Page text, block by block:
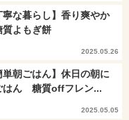
寧な暮らし】香り爽やか
質よもぎ餅
2025.05.26
単朝ごはん】休日の朝に
はん 糖質offフレン...
2025.05.05